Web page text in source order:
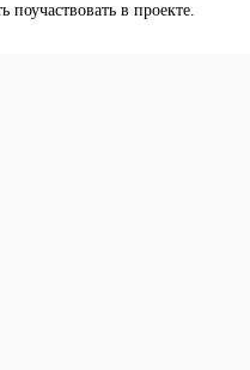
поучаствовать в проекте.